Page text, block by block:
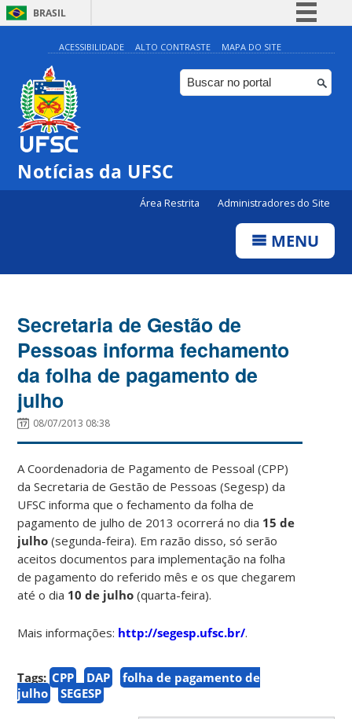
BRASIL
Simplifique!
Comunica BR
Participe
ACESSIBILIDADE ALTO CONTRASTE MAPA DO SITE
Notícias da UFSC
Área Restrita Administradores do Site
MENU
Secretaria de Gestão de
Pessoas informa fechamento
da folha de pagamento de
julho
08/07/2013 08:38
A Coordenadoria de Pagamento de Pessoal (CPP)
da Secretaria de Gestão de Pessoas (Segesp) da
UFSC informa que o fechamento da folha de
pagamento de julho de 2013 ocorrerá no dia 15 de
julho (segunda-feira). Em razão disso, só serão
aceitos documentos para implementação na folha
de pagamento do referido mês e os que chegarem
até o dia 10 de julho (quarta-feira).
Mais informações: http://segesp.ufsc.br/.
Tags: CPP DAP
folha de pagamento de
julho
SEGESP